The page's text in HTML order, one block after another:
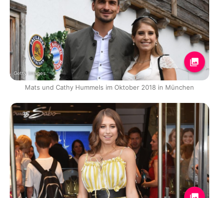
Getty Images
Mats und Cathy Hummels im Oktober 2018 in München